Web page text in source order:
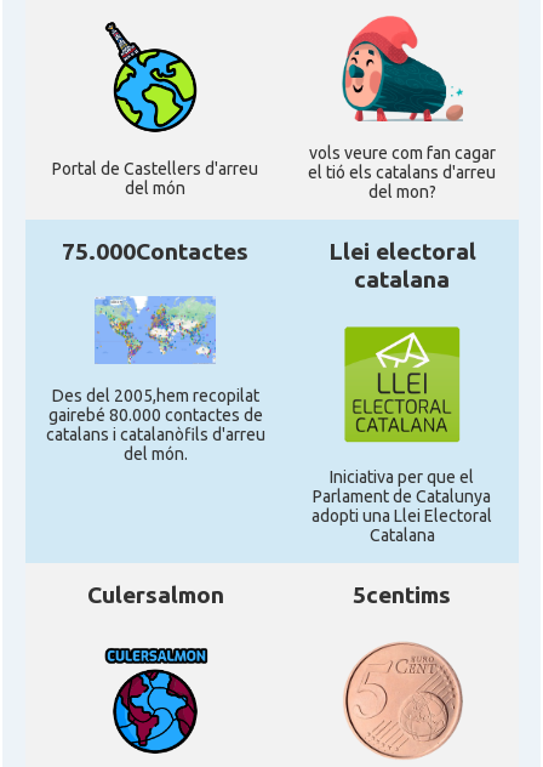
Portal de Castellers d'arreu
del món
vols veure com fan cagar
el tió els catalans d'arreu
del mon?
75.000Contactes
Des del 2005,hem recopilat
gairebé 80.000 contactes de
catalans i catalanòfils d'arreu
del món.
Llei electoral
catalana
Iniciativa per que el
Parlament de Catalunya
adopti una Llei Electoral
Catalana
Culersalmon 5centims